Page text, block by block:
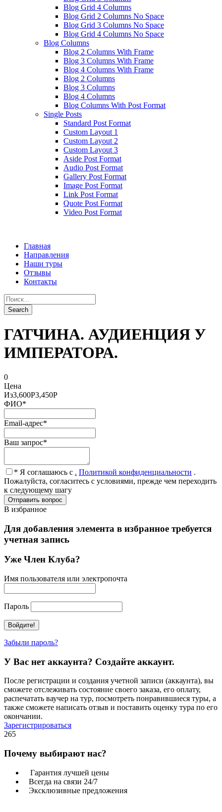
Blog Grid 4 Columns
Blog Grid 2 Columns No Space
Blog Grid 3 Columns No Space
Blog Grid 4 Columns No Space
Blog Columns
Blog 2 Columns With Frame
Blog 3 Columns With Frame
Blog 4 Columns With Frame
Blog 2 Columns
Blog 3 Columns
Blog 4 Columns
Blog Columns With Post Format
Single Posts
Standard Post Format
Custom Layout 1
Custom Layout 2
Custom Layout 3
Aside Post Format
Audio Post Format
Gallery Post Format
Image Post Format
Link Post Format
Quote Post Format
Video Post Format
Главная
Направления
Наши туры
Отзывы
Контакты
ГАТЧИНА. АУДИЕНЦИЯ У
ИМПЕРАТОРА.
0
Цена
Из3,600Р3,450Р
ФИО*
Email-адрес*
Ваш запрос*
* Я соглашаюсь с . Политикой конфиденциальности .
Пожалуйста, согласитесь с условиями, прежде чем переходить
к следующему шагу
В избранное
Для добавления элемента в избранное требуется
учетная запись
Уже Член Клуба?
Имя пользователя или электропочта
Пароль
Забыли пароль?
У Вас нет аккаунта? Создайте аккаунт.
После регистрации и создания учетной записи (аккаунта), вы
сможете отслеживать состояние своего заказа, его оплату,
распечатать ваучер на тур, посмотреть понравившиеся туры, а
также сможете написать отзыв и поставить оценку тура по его
окончании.
Зарегистрироваться
265
Почему выбирают нас?
Гарантия лучшей цены
Всегда на связи 24/7
Эксклюзивные предложения